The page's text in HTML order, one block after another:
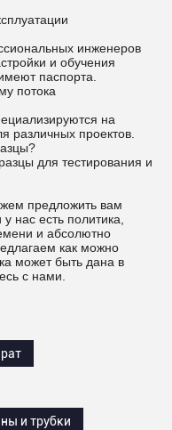
инженеров
и обучения
паспорта.
потока
на
различных проектов.
для тестирования и
предложить вам
нас есть политика,
и абсолютно
как можно
может быть дана в
с нами.
и трубки